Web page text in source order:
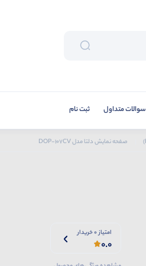
سوالات متداول ثبت نام
صفحه نمایش دلتا مدل DOP-107CV
امتیاز 0 خریدار
0.0